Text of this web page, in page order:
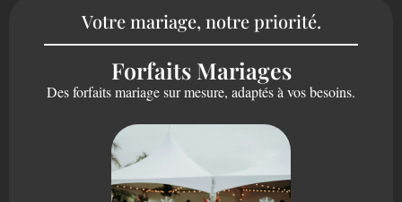
Votre mariage, notre priorité.
Forfaits Mariages
Des forfaits mariage sur mesure, adaptés à vos besoins.